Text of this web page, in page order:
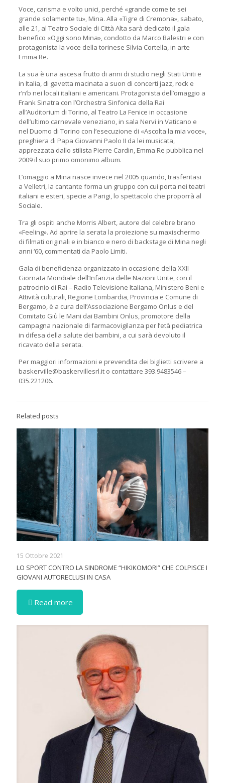
Voce, carisma e volto unici, perché «grande come te sei
grande solamente tu», Mina. Alla «Tigre di Cremona», sabato,
alle 21, al Teatro Sociale di Città Alta sarà dedicato il gala
benefico «Oggi sono Mina», condotto da Marco Balestri e con
protagonista la voce della torinese Silvia Cortella, in arte
Emma Re.
La sua è una ascesa frutto di anni di studio negli Stati Uniti e
in Italia, di gavetta macinata a suon di concerti jazz, rock e
r’n’b nei locali italiani e americani. Protagonista dell’omaggio a
Frank Sinatra con l’Orchestra Sinfonica della Rai
all’Auditorium di Torino, al Teatro La Fenice in occasione
dell’ultimo carnevale veneziano, in sala Nervi in Vaticano e
nel Duomo di Torino con l’esecuzione di «Ascolta la mia voce»,
preghiera di Papa Giovanni Paolo II da lei musicata,
apprezzata dallo stilista Pierre Cardin, Emma Re pubblica nel
2009 il suo primo omonimo album.
L’omaggio a Mina nasce invece nel 2005 quando, trasferitasi
a Velletri, la cantante forma un gruppo con cui porta nei teatri
italiani e esteri, specie a Parigi, lo spettacolo che proporrà al
Sociale.
Tra gli ospiti anche Morris Albert, autore del celebre brano
«Feeling». Ad aprire la serata la proiezione su maxischermo
di filmati originali e in bianco e nero di backstage di Mina negli
anni ‘60, commentati da Paolo Limiti.
Gala di beneficienza organizzato in occasione della XXII
Giornata Mondiale dell’Infanzia delle Nazioni Unite, con il
patrocinio di Rai – Radio Televisione Italiana, Ministero Beni e
Attività culturali, Regione Lombardia, Provincia e Comune di
Bergamo, è a cura dell’Associazione Bergamo Onlus e del
Comitato Giù le Mani dai Bambini Onlus, promotore della
campagna nazionale di farmacovigilanza per l’età pediatrica
in difesa della salute dei bambini, a cui sarà devoluto il
ricavato della serata.
Per maggiori informazioni e prevendita dei biglietti scrivere a
baskerville@baskervillesrl.it o contattare 393.9483546 –
035.221206.
Related posts
15 Ottobre 2021
LO SPORT CONTRO LA SINDROME “HIKIKOMORI” CHE COLPISCE I
GIOVANI AUTORECLUSI IN CASA
Read more